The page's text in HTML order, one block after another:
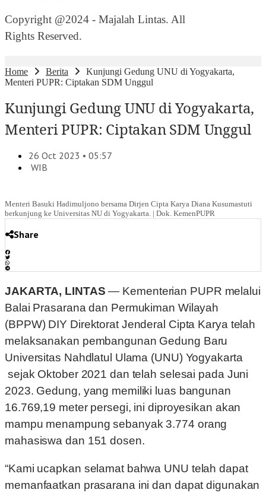
Copyright @2024 - Majalah Lintas. All
Rights Reserved.
Home Berita
Kunjungi Gedung UNU di Yogyakarta,
Menteri PUPR: Ciptakan SDM Unggul
Kunjungi Gedung UNU di Yogyakarta,
Menteri PUPR: Ciptakan SDM Unggul
26 Oct 2023 • 05:57
WIB
Menteri Basuki Hadimuljono bersama Dirjen Cipta Karya Diana Kusumastuti
berkunjung ke Universitas NU di Yogyakarta. | Dok. KemenPUPR
Share
JAKARTA, LINTAS— Kementerian PUPR melalui
Balai Prasarana dan Permukiman Wilayah
(BPPW) DIY Direktorat Jenderal Cipta Karya telah
melaksanakan pembangunan Gedung Baru
Universitas Nahdlatul Ulama (UNU) Yogyakarta
sejak Oktober 2021 dan telah selesai pada Juni
2023. Gedung, yang memiliki luas bangunan
16.769,19 meter persegi, ini diproyesikan akan
mampu menampung sebanyak 3.774 orang
mahasiswa dan 151 dosen.
“Kami ucapkan selamat bahwa UNU telah dapat
memanfaatkan prasarana ini dan dapat digunakan